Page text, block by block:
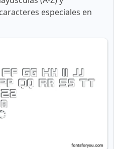
especiales en